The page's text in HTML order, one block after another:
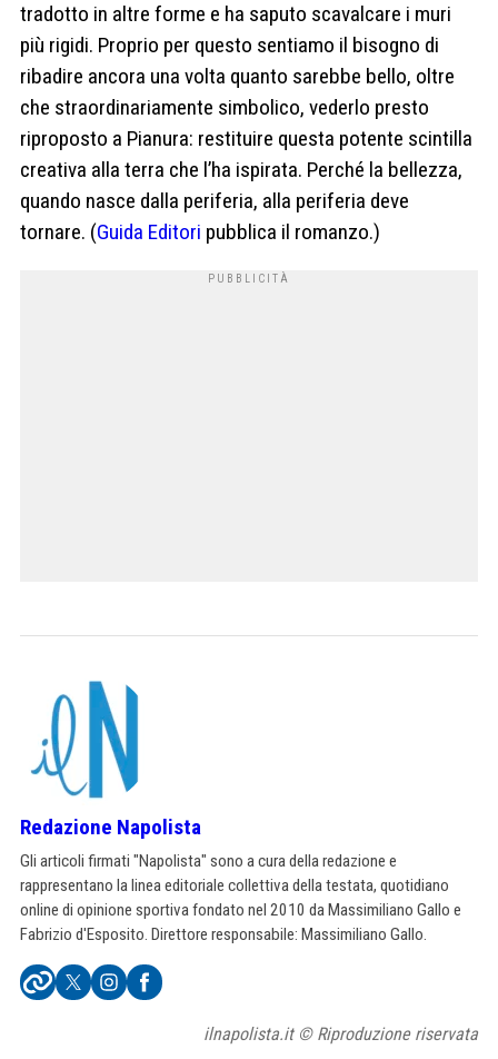
tradotto in altre forme e ha saputo scavalcare i muri
più rigidi. Proprio per questo sentiamo il bisogno di
ribadire ancora una volta quanto sarebbe bello, oltre
che straordinariamente simbolico, vederlo presto
riproposto a Pianura: restituire questa potente scintilla
creativa alla terra che l’ha ispirata. Perché la bellezza,
quando nasce dalla periferia, alla periferia deve
tornare. (Guida Editori pubblica il romanzo.)
Redazione Napolista
Gli articoli firmati "Napolista" sono a cura della redazione e
rappresentano la linea editoriale collettiva della testata, quotidiano
online di opinione sportiva fondato nel 2010 da Massimiliano Gallo e
Fabrizio d'Esposito. Direttore responsabile: Massimiliano Gallo.
ilnapolista.it © Riproduzione riservata